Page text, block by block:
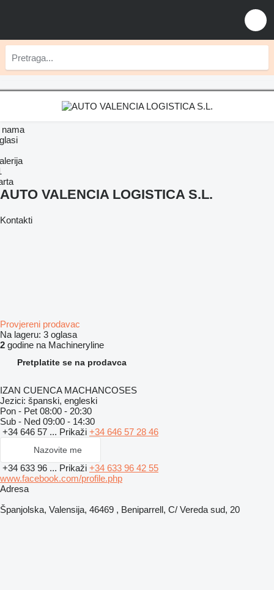
AUTO VALENCIA LOGISTICA S.L.
Kontakti
Provjereni prodavac
Na lageru: 3 oglasa
2 godine na Machineryline
Pretplatite se na prodavca
IZAN CUENCA MACHANCOSES
Jezici: španski, engleski
Pon - Pet 08:00 - 20:30
Sub - Ned 09:00 - 14:30
+34 646 57 ... Prikaži +34 646 57 28 46
Nazovite me
+34 633 96 ... Prikaži +34 633 96 42 55
www.facebook.com/profile.php
Adresa
Španjolska, Valensija, 46469 , Beniparrell, C/ Vereda sud, 20